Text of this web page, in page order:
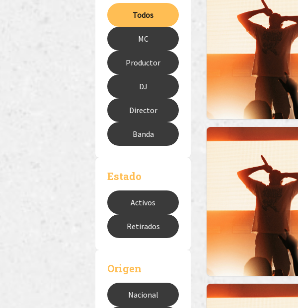
Todos
MC
Productor
DJ
Director
Banda
Estado
Activos
Retirados
Origen
Nacional